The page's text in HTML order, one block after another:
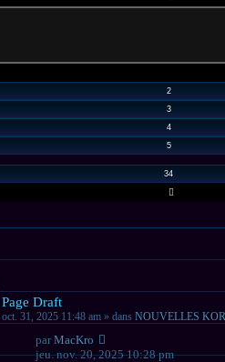
2
3
4
5
34
SUIVANT
Draft
31, 2025 11:48 am » dans NOUVELLES
parMacKro
jeu. nov. 20, 2025 10:28 pm